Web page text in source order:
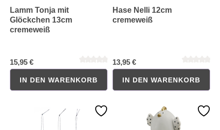
Durchschnittliche Bewertung von 0 von 5 SternenDurchschnittliche Bewertung
Lamm Tonja mit
Glöckchen 13cm
cremeweiß
15,95 €
IN DEN WARENKORB
Hase Nelli 12cm
cremeweiß
13,95 €
IN DEN WARENKORB